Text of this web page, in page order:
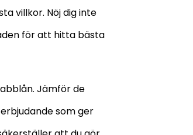
villkor. Nöj dig inte
för att hitta bästa
Jämför de
som ger